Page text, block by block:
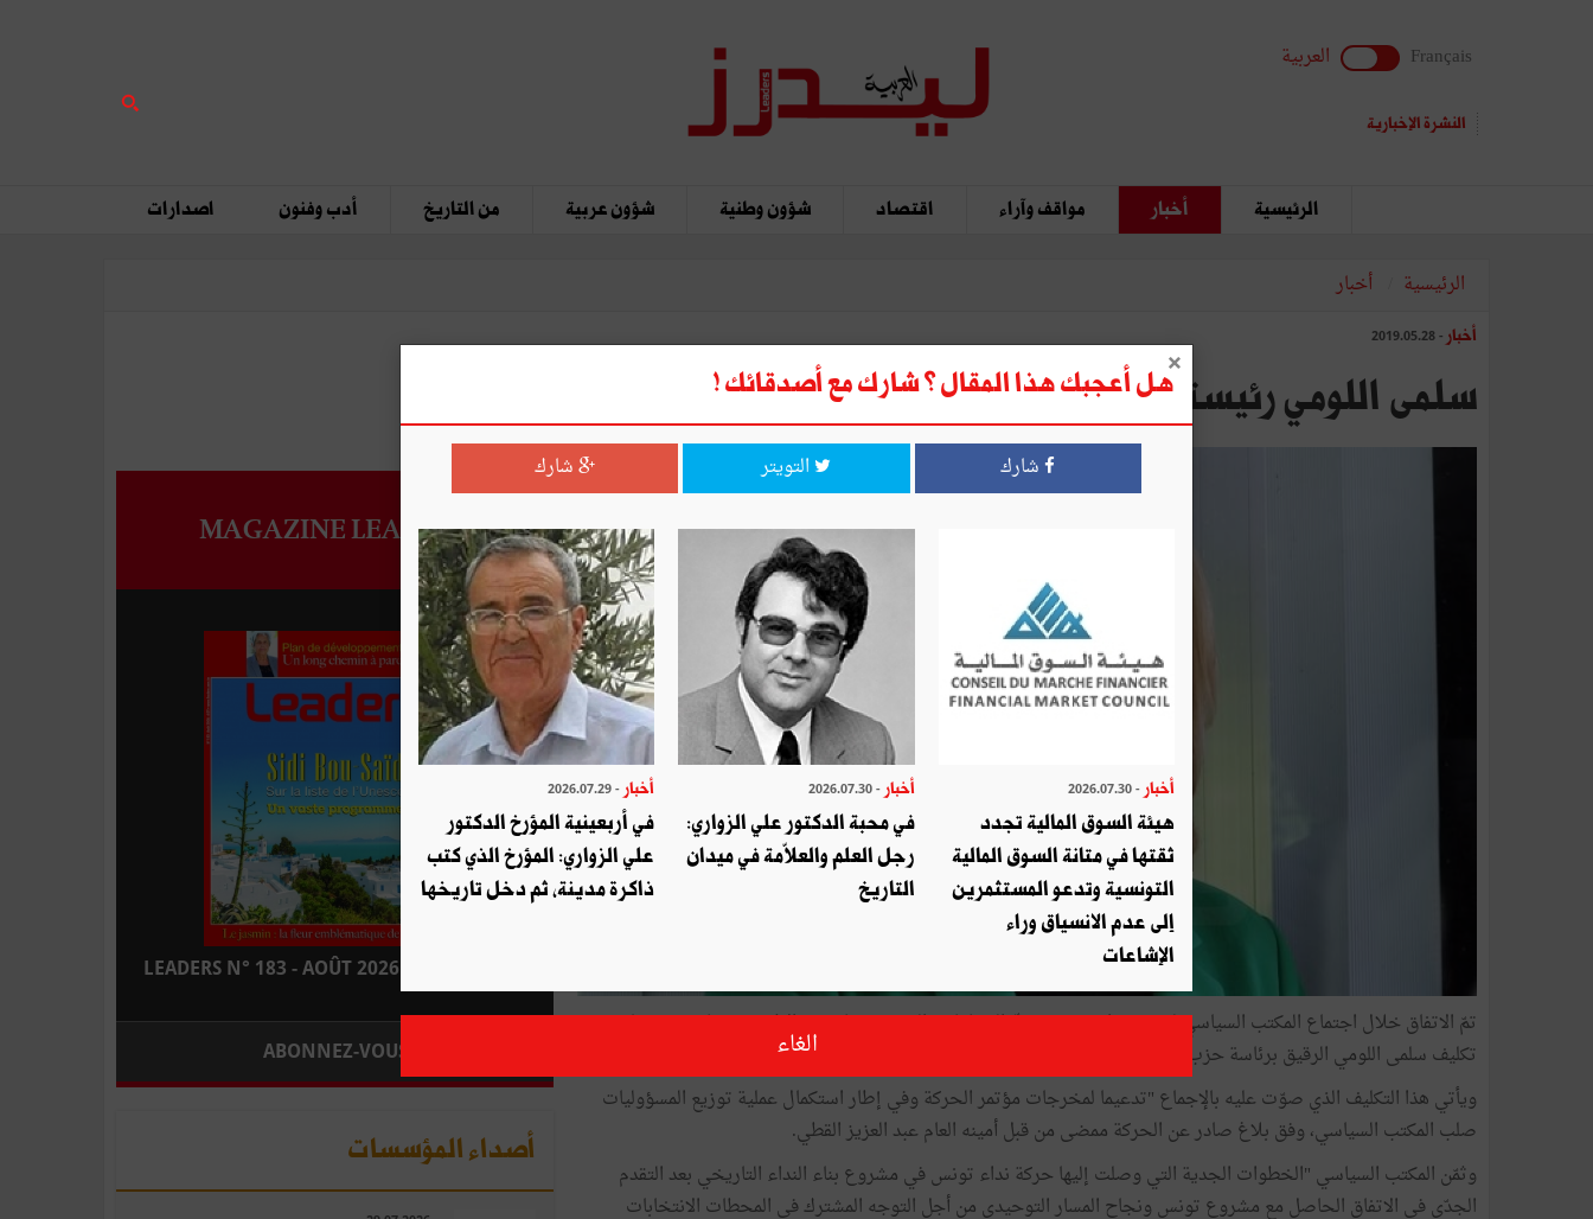
Français العربية
النشرة الإخبارية
الرئيسية أخبار مواقف وآراء اقتصاد شؤون وطنية شؤون عربية من التاريخ أدب وفنون اصدارات
الرئيسية أخبار
أخبار - 2019.05.28
سلمى اللومي رئيسة لحركة نداء تونس
تمّ الاتفاق خلال اجتماع المكتب السياسي لحركة نداء تونس (شقّ الحمّامات) المنعقد مساء يوم الإثنين 27 ماي 2019 على
تكليف سلمى اللومي الرقيق برئاسة حزب نداء تونس.
ويأتي هذا التكليف الذي صوّت عليه بالإجماع "تدعيما لمخرجات مؤتمر الحركة وفي إطار استكمال عملية توزيع المسؤوليات
صلب المكتب السياسي، وفق بلاغ صادر عن الحركة ممضى من قبل أمينه العام عبد العزيز القطي.
وثمّن المكتب السياسي "الخطوات الجدية التي وصلت إليها حركة نداء تونس في مشروع بناء النداء التاريخي بعد التقدم
الجدّي في الاتفاق الحاصل مع مشروع تونس ونجاح المسار التوحيدي من أجل التوجه المشترك في المحطات الانتخابات
MAGAZINE LEADERS
LEADERS N° 183 - AOÛT 2026 : EN KIOSQUE
ABONNEZ-VOUS
أصداء المؤسسات
هل أعجبك هذا المقال ؟ شارك مع أصدقائك !
شارك التويتر شارك
أخبار - 2026.07.30
هيئة السوق المالية تجدد
ثقتها في متانة السوق المالية
التونسية وتدعو المستثمرين
إلى عدم الانسياق وراء
الإشاعات
أخبار - 2026.07.30
في محبة الدكتور علي الزواري:
رجل العلم والعلاّمة في ميدان
التاريخ
أخبار - 2026.07.29
في أربعينية المؤرخ الدكتور
علي الزواري: المؤرخ الذي كتب
ذاكرة مدينة، ثم دخل تاريخها
الغاء